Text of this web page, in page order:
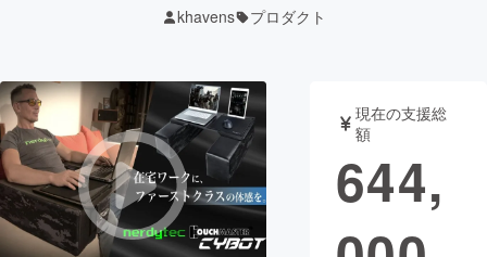
テクノロジー・ガジェット
映像・映画 書籍・雑誌
ビジネス・起業 チャレンジ
khavens プロダクト
現在の支援総
額
644,